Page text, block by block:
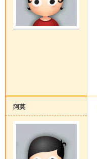
阿莫